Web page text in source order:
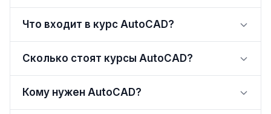
Что входит в курс AutoCAD?
Сколько стоят курсы AutoCAD?
Кому нужен AutoCAD?